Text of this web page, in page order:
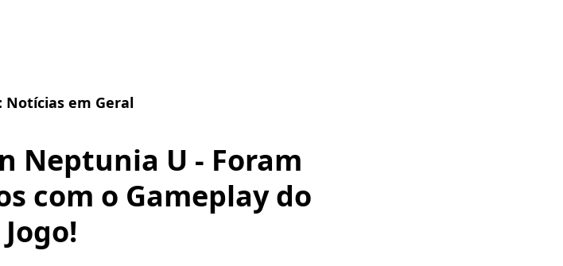
Notícias em Geral
Neptunia U - Foram
com o Gameplay do
Jogo!